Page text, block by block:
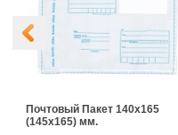
Почтовый Пакет 140х165
(145х165) мм.